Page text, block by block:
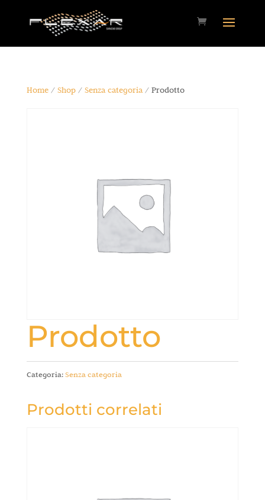
Home/ Shop/ Senza categoria/ Prodotto
Prodotto
Categoria:Senza categoria
Prodotti correlati